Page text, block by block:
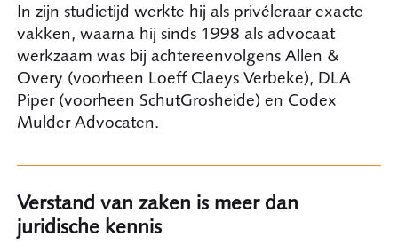
In zijn studietijd werkte hij als privéleraar exacte
vakken, waarna hij sinds 1998 als advocaat
werkzaam was bij achtereenvolgens Allen &
Overy (voorheen Loeff Claeys Verbeke), DLA
Piper (voorheen SchutGrosheide) en Codex
Mulder Advocaten.
Verstand van zaken is meer dan
juridische kennis